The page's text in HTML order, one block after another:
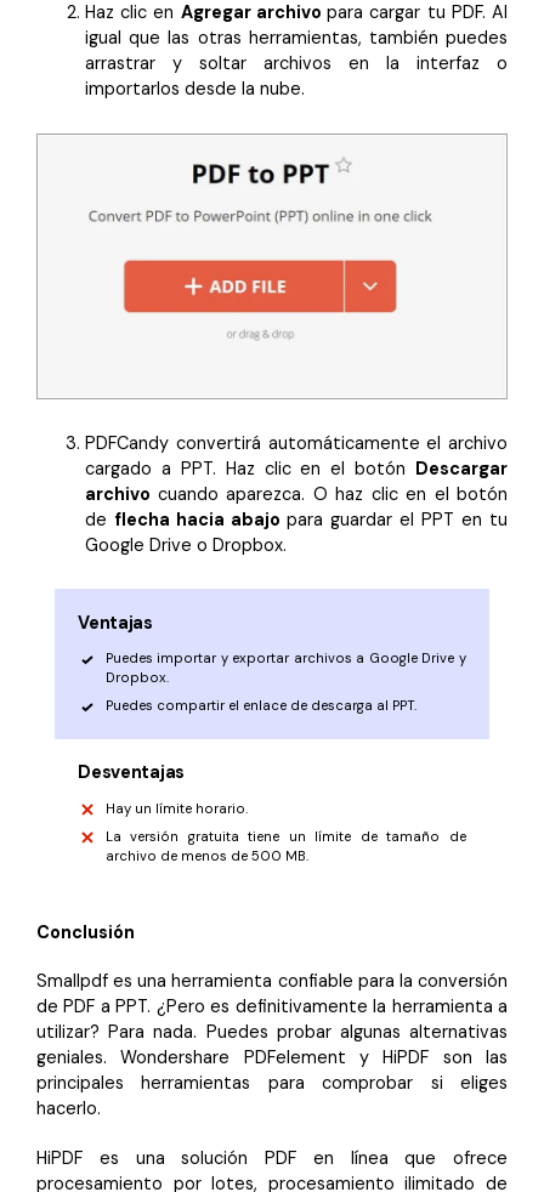
Haz clic en Agregar archivo para cargar tu PDF. Al
igual que las otras herramientas, también puedes
arrastrar y soltar archivos en la interfaz o
importarlos desde la nube.
PDFCandy convertirá automáticamente el archivo
cargado a PPT. Haz clic en el botón Descargar
archivo cuando aparezca. O haz clic en el botón
de flecha hacia abajo para guardar el PPT en tu
Google Drive o Dropbox.
Ventajas
Puedes importar y exportar archivos a Google Drive y
Dropbox.
Puedes compartir el enlace de descarga al PPT.
Desventajas
Hay un límite horario.
La versión gratuita tiene un límite de tamaño de
archivo de menos de 500 MB.
Conclusión
Smallpdf es una herramienta confiable para la conversión
de PDF a PPT. ¿Pero es definitivamente la herramienta a
utilizar? Para nada. Puedes probar algunas alternativas
geniales. Wondershare PDFelement y HiPDF son las
principales herramientas para comprobar si eliges
hacerlo.
HiPDF es una solución PDF en línea que ofrece
procesamiento por lotes, procesamiento ilimitado de